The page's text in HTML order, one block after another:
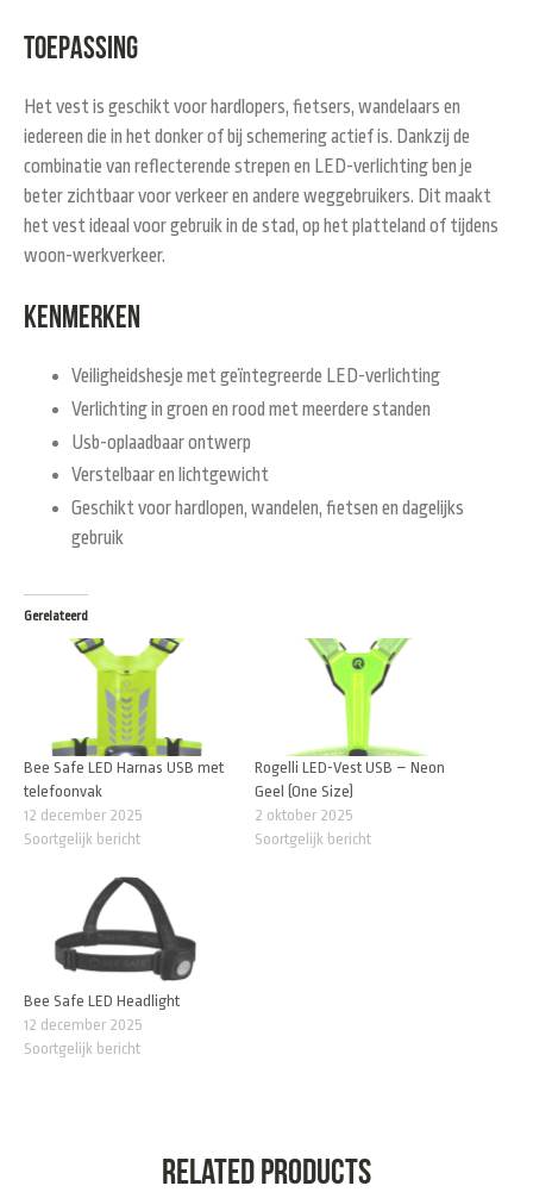
Toepassing
Het vest is geschikt voor hardlopers, fietsers, wandelaars en
iedereen die in het donker of bij schemering actief is. Dankzij de
combinatie van reflecterende strepen en LED-verlichting ben je
beter zichtbaar voor verkeer en andere weggebruikers. Dit maakt
het vest ideaal voor gebruik in de stad, op het platteland of tijdens
woon-werkverkeer.
Kenmerken
Veiligheidshesje met geïntegreerde LED-verlichting
Verlichting in groen en rood met meerdere standen
Usb-oplaadbaar ontwerp
Verstelbaar en lichtgewicht
Geschikt voor hardlopen, wandelen, fietsen en dagelijks
gebruik
Gerelateerd
Bee Safe LED Harnas USB met
telefoonvak
12 december 2025
Soortgelijk bericht
Rogelli LED-Vest USB – Neon
Geel (One Size)
2 oktober 2025
Soortgelijk bericht
Bee Safe LED Headlight
12 december 2025
Soortgelijk bericht
Related products